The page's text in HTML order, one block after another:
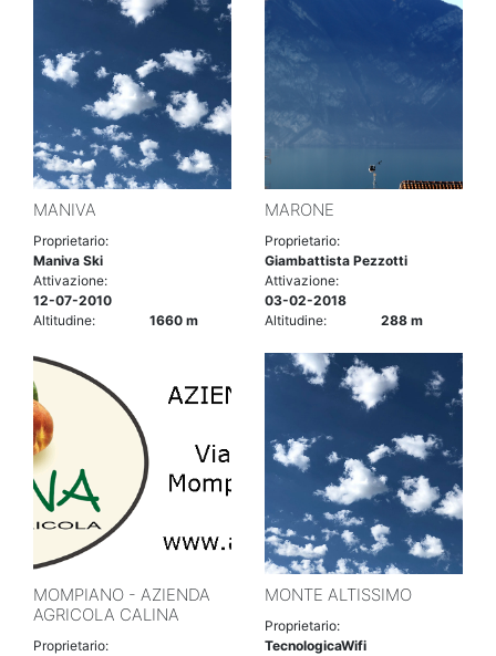
MANIVA
Proprietario:
Maniva Ski
Attivazione:
12-07-2010
Altitudine:
1660 m
MARONE
Proprietario:
Giambattista Pezzotti
Attivazione:
03-02-2018
Altitudine:
288 m
MOMPIANO - AZIENDA
AGRICOLA CALINA
Proprietario:
MONTE ALTISSIMO
Proprietario:
TecnologicaWifi